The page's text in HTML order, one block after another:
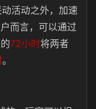
活动之外，加速
而言，可以通过
72小时将两者
。